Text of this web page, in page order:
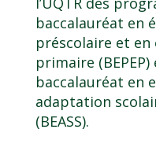
baccalauréat en
préscolaire et en
primaire (BEPEP)
baccalauréat en
adaptation
(BEASS).